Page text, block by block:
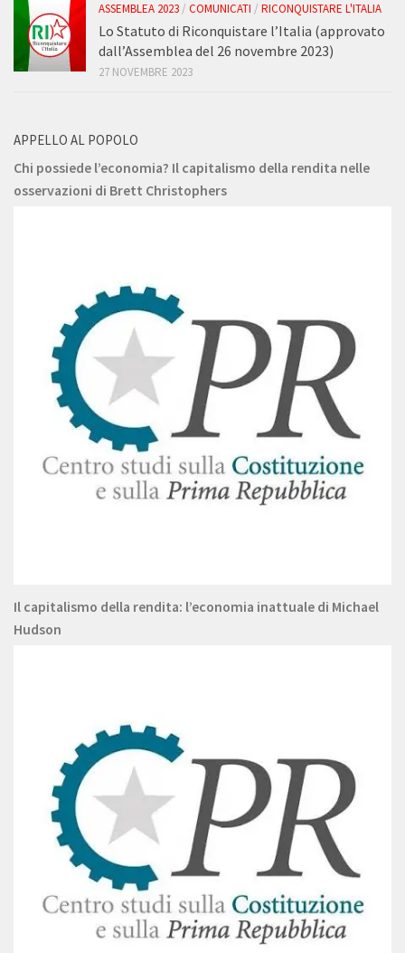
ASSEMBLEA 2023 / COMUNICATI / RICONQUISTARE L'ITALIA
Lo Statuto di Riconquistare l’Italia (approvato
dall’Assemblea del 26 novembre 2023)
27 NOVEMBRE 2023
APPELLO AL POPOLO
Chi possiede l’economia? Il capitalismo della rendita nelle
osservazioni di Brett Christophers
Il capitalismo della rendita: l’economia inattuale di Michael
Hudson